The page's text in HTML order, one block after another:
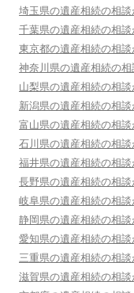
埼玉県の遺産相続の相
千葉県の遺産相続の相
東京都の遺産相続の相
神奈川県の遺産相続の
山梨県の遺産相続の相
新潟県の遺産相続の相
富山県の遺産相続の相
石川県の遺産相続の相
福井県の遺産相続の相
長野県の遺産相続の相
岐阜県の遺産相続の相
静岡県の遺産相続の相
愛知県の遺産相続の相
三重県の遺産相続の相
滋賀県の遺産相続の相